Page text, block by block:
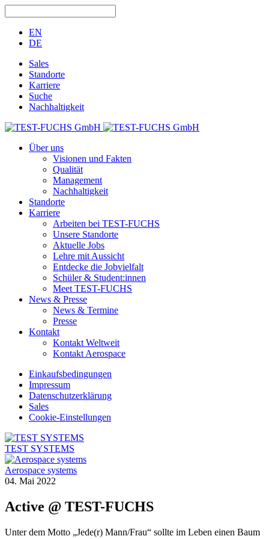
EN
DE
Sales
Standorte
Karriere
Suche
Nachhaltigkeit
Über uns
Visionen und Fakten
Qualität
Management
Nachhaltigkeit
Standorte
Karriere
Arbeiten bei TEST-FUCHS
Unsere Standorte
Aktuelle Jobs
Lehre mit Aussicht
Entdecke die Jobvielfalt
Schüler & Student:innen
Meet TEST-FUCHS
News & Presse
News & Termine
Presse
Kontakt
Kontakt Weltweit
Kontakt Aerospace
Einkaufsbedingungen
Impressum
Datenschutzerklärung
Sales
Cookie-Einstellungen
TEST SYSTEMS
Aerospace systems
04. Mai 2022
Active @ TEST-FUCHS
Unter dem Motto „Jede(r) Mann/Frau“ sollte im Leben einen Baum